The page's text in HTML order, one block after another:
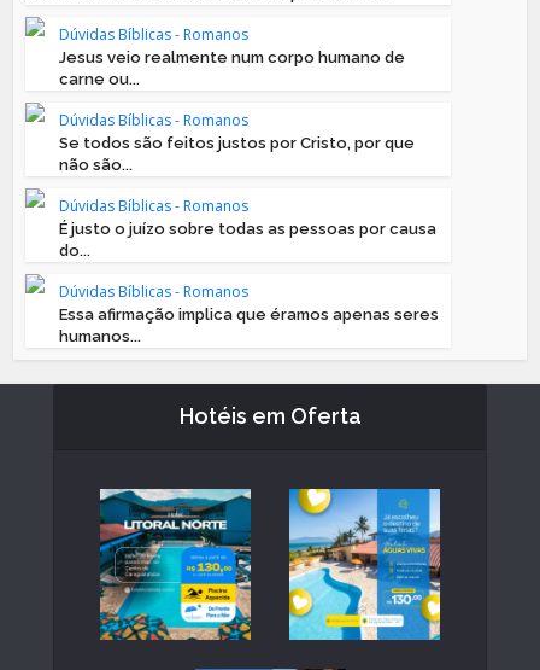
Dúvidas Bíblicas - Romanos
Jesus veio realmente num corpo humano de
carne ou...
Dúvidas Bíblicas - Romanos
Se todos são feitos justos por Cristo, por que
não são...
Dúvidas Bíblicas - Romanos
É justo o juízo sobre todas as pessoas por causa
do...
Dúvidas Bíblicas - Romanos
Essa afirmação implica que éramos apenas seres
humanos...
Hotéis em Oferta